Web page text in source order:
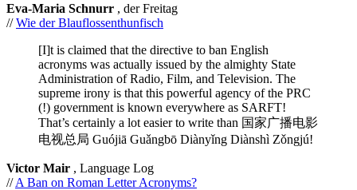
Eva-Maria Schnurr , der Freitag
//Wie der Blauflossenthunfisch
[I]t is claimed that the directive to ban English
acronyms was actually issued by the almighty State
Administration of Radio, Film, and Television. The
supreme irony is that this powerful agency of the PRC
(!) government is known everywhere as SARFT!
That’s certainly a lot easier to write than 国家广播电影
电视总局 Guójiā Guǎngbō Diànyǐng Diànshì Zǒngjú!
Victor Mair , Language Log
//A Ban on Roman Letter Acronyms?